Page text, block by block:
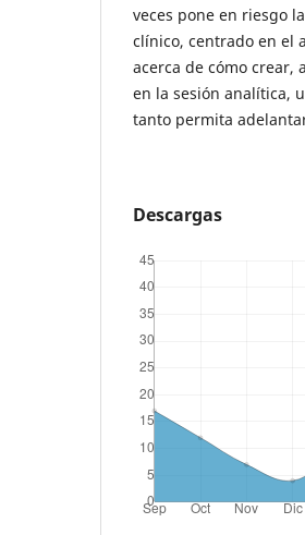
veces pone en riesgo
clínico, centrado en el
acerca de cómo crear,
en la sesión analítica,
tanto permita
Descargas